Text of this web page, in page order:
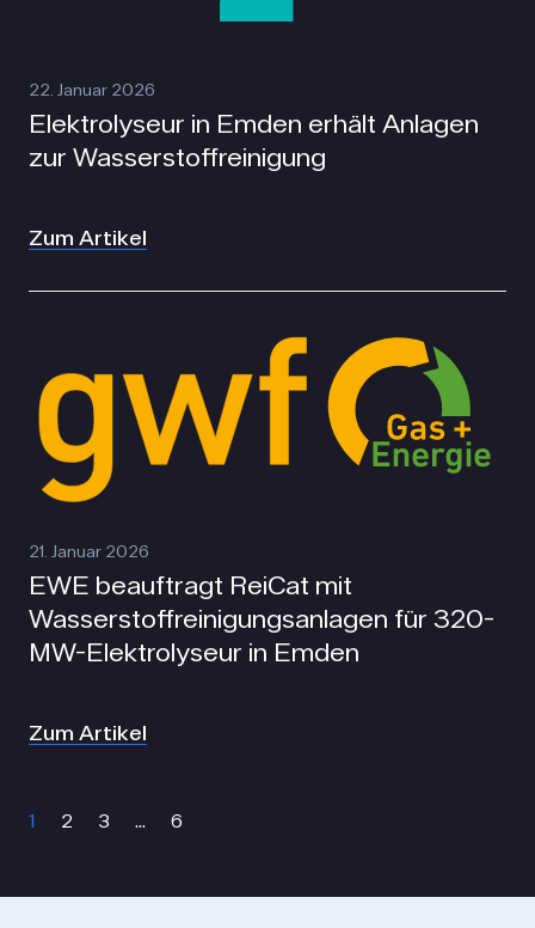
22. Januar 2026
Elektrolyseur in Emden erhält Anlagen
zur Wasserstoffreinigung
Zum Artikel
21. Januar 2026
EWE beauftragt ReiCat mit
Wasserstoffreinigungsanlagen für 320-
MW-Elektrolyseur in Emden
Zum Artikel
1 2 3 … 6